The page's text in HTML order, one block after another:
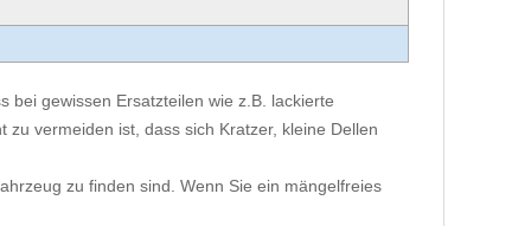
bei gewissen Ersatzteilen wie z.B. lackierte
vermeiden ist, dass sich Kratzer, kleine Dellen
zu finden sind. Wenn Sie ein mängelfreies